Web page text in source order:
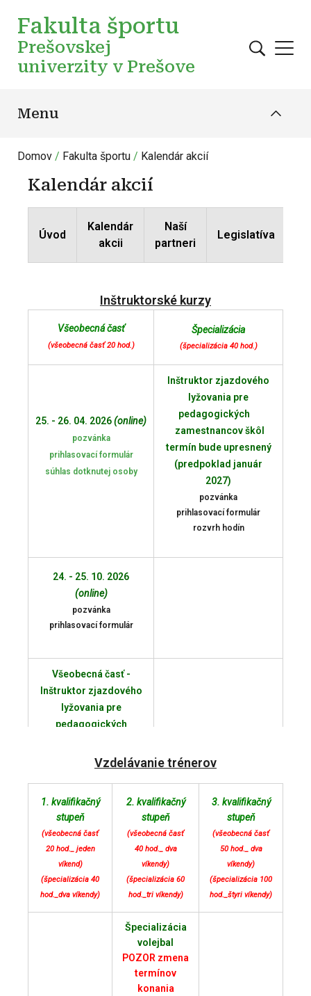
Fakulta športu
Prešovskej
univerzity v Prešove
Menu
Domov Fakulta športu Kalendár akcií
Kalendár akcií
Úvod
Kalendár
akcii
Naší
partneri
Legislatíva
Inštruktorské kurzy
Všeobecná časť
(všeobecná časť 20 hod.)
Špecializácia
(špecializácia 40 hod.)
25. - 26. 04. 2026(online)
pozvánka
prihlasovací formulár
súhlas dotknutej osoby
Inštruktor zjazdového
lyžovania pre
pedagogických
zamestnancov škôl
termín bude upresnený
(predpoklad január
2027)
pozvánka
prihlasovací formulár
rozvrh hodín
24. - 25. 10. 2026
(online)
pozvánka
prihlasovací formulár
Všeobecná časť -
Inštruktor zjazdového
lyžovania pre
pedagogických
24. - 25. 10. 2026 (online)
rozvrh hodín
Vzdelávanie trénerov
1. kvalifikačný
stupeň
(všeobecná časť
20 hod._ jeden
víkend)
(špecializácia 40
hod._dva víkendy)
2. kvalifikačný
stupeň
(všeobecná časť
40 hod._ dva
víkendy)
(špecializácia 60
hod._tri víkendy)
3. kvalifikačný
stupeň
(všeobecná časť
50 hod._ dva
víkendy)
(špecializácia 100
hod._štyri víkendy)
Špecializácia
volejbal
POZOR zmena
termínov
konania